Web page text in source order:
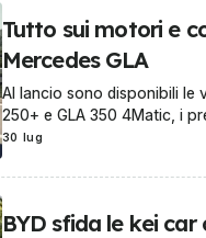
Tutto sui motori e
Mercedes GLA
Al lancio sono disponibili le
250+ e GLA 350 4Matic, i
30 lug
BYD sfida le kei